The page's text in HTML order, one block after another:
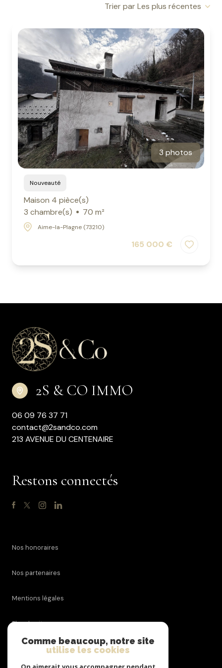
Trier par Les plus récentes
3 photos
Nouveauté
Maison 4 pièce(s)
3 chambre(s)
70 m²
Aime-la-Plagne (73210)
165 000 €
2S & CO IMMO
06 09 76 37 71
contact@2sandco.com
213 AVENUE DU CENTENAIRE
Restons connectés
Nos honoraires
Nos partenaires
Mentions légales
Plan du site
Comme beaucoup, notre site
utilise les cookies